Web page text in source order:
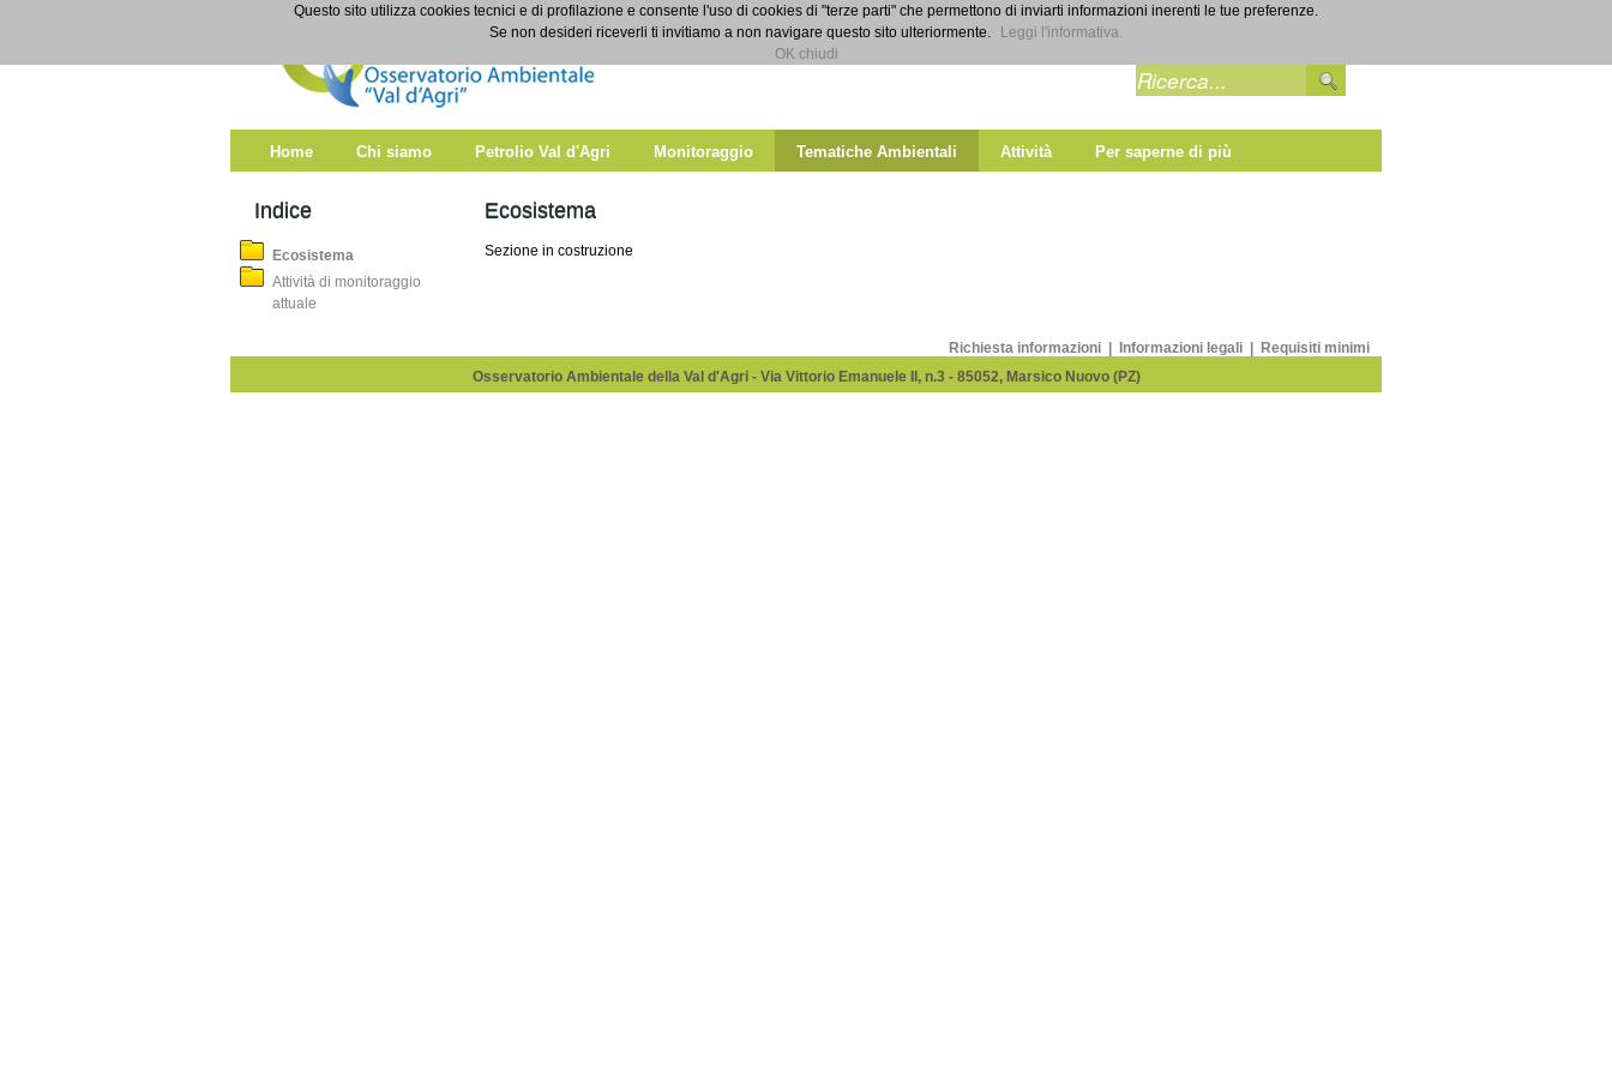
Ecosistema
Home Chi siamo Petrolio Val d'Agri Monitoraggio Tematiche Ambientali Attività Per saperne di più
Indice
Ecosistema
Attività di monitoraggio
attuale
Ecosistema
Sezione in costruzione
Richiesta informazioni Informazioni legali
Requisiti minimi
Osservatorio Ambientale della Val d'Agri - Via Vittorio Emanuele II, n.3 - 85052, Marsico Nuovo (PZ)
Questo sito utilizza cookies tecnici e di profilazione e consente l'uso di cookies di "terze parti" che permettono di inviarti informazioni inerenti le tue preferenze.
Se non desideri riceverli ti invitiamo a non navigare questo sito ulteriormente.
Leggi l'informativa.
OK chiudi